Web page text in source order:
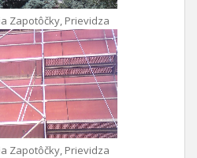
Zapotôčky, Prievidza
Zapotôčky, Prievidza